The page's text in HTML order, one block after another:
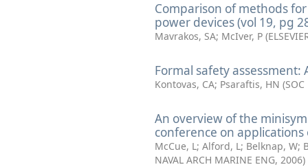
Comparison of methods
power devices (vol 19, pg
Mavrakos, SA; McIver, P (
Formal safety assessment:
Kontovas, CA; Psaraftis, HN (
An overview of the
conference on
McCue, L; Alford, L; Belknap, W;
NAVAL ARCH MARINE ENG, 2006)